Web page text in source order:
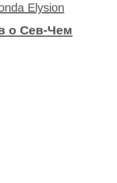
Elysion